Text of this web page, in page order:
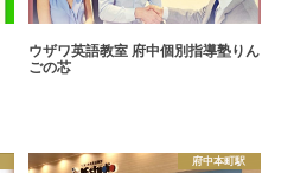
ウザワ英語教室 府中個別指導塾りん
ごの芯
府中本町駅